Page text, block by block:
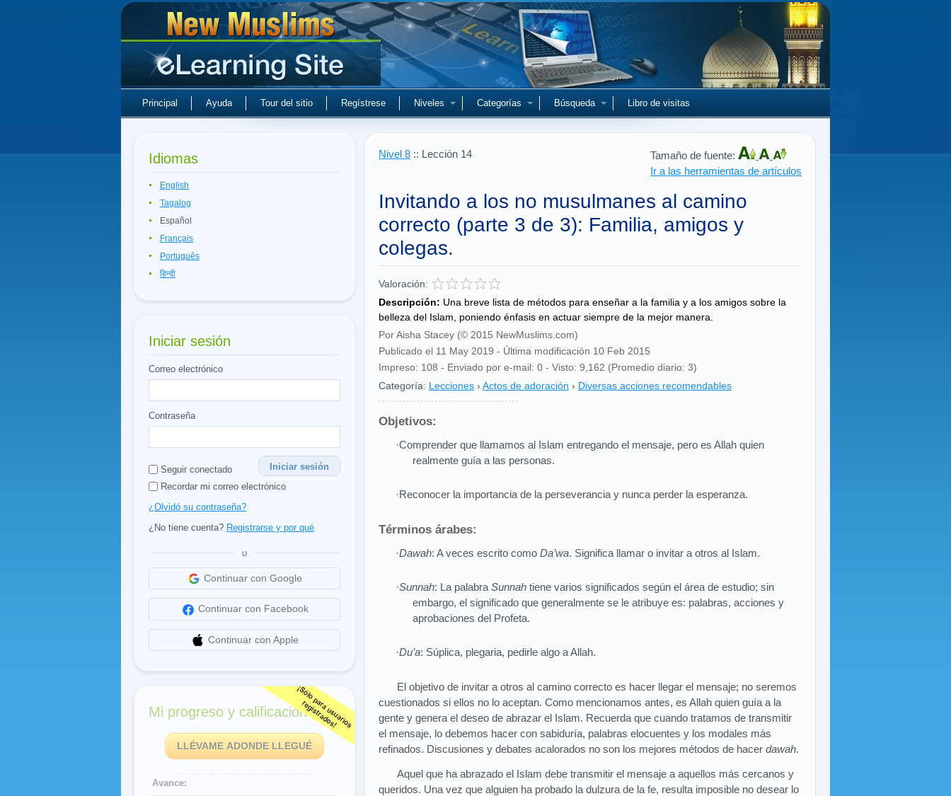
Principal Ayuda Tour del sitio Regístrese Niveles Categorías Búsqueda Libro de visitas
Idiomas
English
Tagalog
Español
Français
Português
हिन्दी
Iniciar sesión
Correo electrónico
Contraseña
Seguir conectado
Iniciar sesión
Recordar mi correo electrónico
¿Olvidó su contraseña?
¿No tiene cuenta? Registrarse y por qué
U
Continuar con Google
Continuar con Facebook
Continuar con Apple
Mi progreso y calificaciones
LLÉVAME ADONDE LLEGUÉ
Avance:
Nivel 8 :: Lección 14
Tamaño de fuente:
Ir a las herramientas de artículos
Invitando a los no musulmanes al camino
correcto (parte 3 de 3): Familia, amigos y
colegas.
Valoración:
Descripción: Una breve lista de métodos para enseñar a la familia y a los amigos sobre la
belleza del Islam, poniendo énfasis en actuar siempre de la mejor manera.
Por Aisha Stacey (© 2015 NewMuslims.com)
Publicado el 11 May 2019 - Última modificación 10 Feb 2015
Impreso: 108 - Enviado por e-mail: 0 - Visto: 9,162 (Promedio diario: 3)
Categoría: Lecciones › Actos de adoración › Diversas acciones recomendables
Objetivos:
·Comprender que llamamos al Islam entregando el mensaje, pero es Allah quien
realmente guía a las personas.
·Reconocer la importancia de la perseverancia y nunca perder la esperanza.
Términos árabes:
·Dawah: A veces escrito como Da’wa. Significa llamar o invitar a otros al Islam.
·Sunnah: La palabra Sunnah tiene varios significados según el área de estudio; sin
embargo, el significado que generalmente se le atribuye es: palabras, acciones y
aprobaciones del Profeta.
·Du’a: Súplica, plegaria, pedirle algo a Allah.
El objetivo de invitar a otros al camino correcto es hacer llegar el mensaje; no seremos
cuestionados si ellos no lo aceptan. Como mencionamos antes, es Allah quien guía a la
gente y genera el deseo de abrazar el Islam. Recuerda que cuando tratamos de transmitir
el mensaje, lo debemos hacer con sabiduría, palabras elocuentes y los modales más
refinados. Discusiones y debates acalorados no son los mejores métodos de hacer dawah.
Aquel que ha abrazado el Islam debe transmitir el mensaje a aquellos más cercanos y
queridos. Una vez que alguien ha probado la dulzura de la fe, resulta imposible no desear lo